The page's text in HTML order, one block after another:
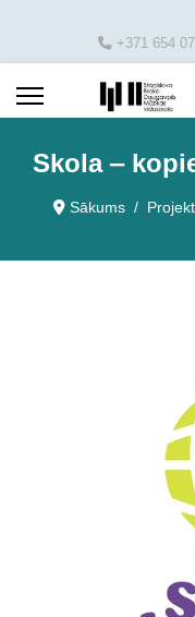
+371 654
Skola ‒
Sākums